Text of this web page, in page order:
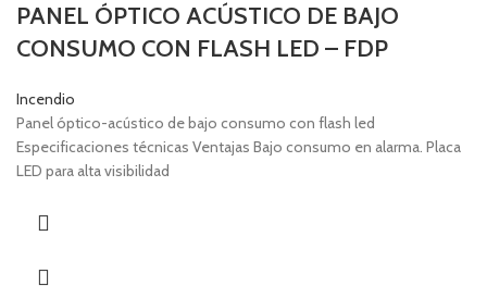
PANEL ÓPTICO ACÚSTICO DE BAJO
CONSUMO CON FLASH LED – FDP
Incendio
Panel óptico-acústico de bajo consumo con flash led
Especificaciones técnicas Ventajas Bajo consumo en alarma. Placa
LED para alta visibilidad